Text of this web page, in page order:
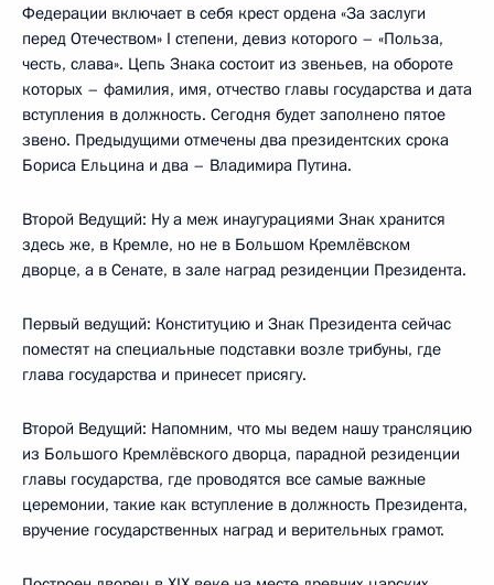
Федерации включает в себя крест ордена «За заслуги
перед Отечеством» I степени, девиз которого – «Польза,
честь, слава». Цепь Знака состоит из звеньев, на обороте
которых – фамилия, имя, отчество главы государства и дата
вступления в должность. Сегодня будет заполнено пятое
звено. Предыдущими отмечены два президентских срока
Бориса Ельцина и два – Владимира Путина.
Второй Ведущий: Ну а меж инаугурациями Знак хранится
здесь же, в Кремле, но не в Большом Кремлёвском
дворце, а в Сенате, в зале наград резиденции Президента.
Первый ведущий: Конституцию и Знак Президента сейчас
поместят на специальные подставки возле трибуны, где
глава государства и принесет присягу.
Второй Ведущий: Напомним, что мы ведем нашу трансляцию
из Большого Кремлёвского дворца, парадной резиденции
главы государства, где проводятся все самые важные
церемонии, такие как вступление в должность Президента,
вручение государственных наград и верительных грамот.